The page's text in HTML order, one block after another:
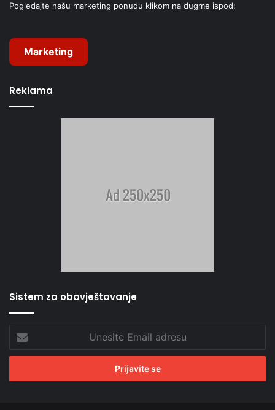
Pogledajte našu marketing ponudu klikom na dugme ispod:
Marketing
Reklama
Sistem za obavještavanje
Email
adresu